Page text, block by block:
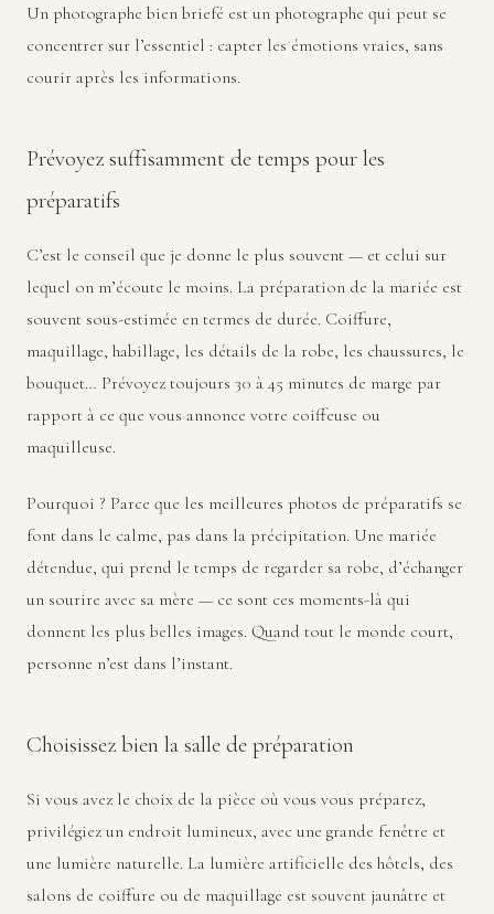
Un photographe bien briefé est un photographe qui peut se
concentrer sur l’essentiel : capter les émotions vraies, sans
courir après les informations.
Prévoyez suffisamment de temps pour les
préparatifs
C’est le conseil que je donne le plus souvent — et celui sur
lequel on m’écoute le moins. La préparation de la mariée est
souvent sous-estimée en termes de durée. Coiffure,
maquillage, habillage, les détails de la robe, les chaussures, le
bouquet… Prévoyez toujours 30 à 45 minutes de marge par
rapport à ce que vous annonce votre coiffeuse ou
maquilleuse.
Pourquoi ? Parce que les meilleures photos de préparatifs se
font dans le calme, pas dans la précipitation. Une mariée
détendue, qui prend le temps de regarder sa robe, d’échanger
un sourire avec sa mère — ce sont ces moments-là qui
donnent les plus belles images. Quand tout le monde court,
personne n’est dans l’instant.
Choisissez bien la salle de préparation
Si vous avez le choix de la pièce où vous vous préparez,
privilégiez un endroit lumineux, avec une grande fenêtre et
une lumière naturelle. La lumière artificielle des hôtels, des
salons de coiffure ou de maquillage est souvent jaunâtre et